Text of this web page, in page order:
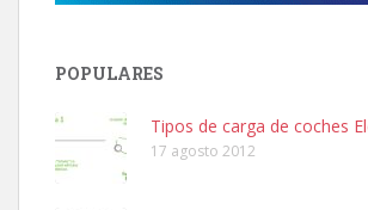
POPULARES
Tipos de carga de coches
17 agosto 2012